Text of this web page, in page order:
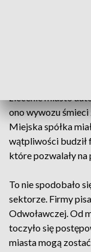
zlecenie miasto
ono wywozu śmieci
Miejska spółka
wątpliwości budził
które pozwalały
To nie spodobało
sektorze. Firmy
Odwoławczej. Od
toczyło się
miasta mogą